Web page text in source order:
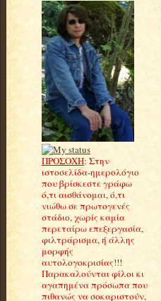
ΠΡΟΣΟΧΗ: Στην
ιστοσελίδα-ημερολόγιο
που βρίσκεστε γράφω
ό,τι αισθάνομαι, ό,τι
νιώθω σε πρωτογενές
στάδιο, χωρίς καμία
περεταίρω επεξεργασία,
φιλτράρισμα, ή άλλης
μορφής
αυτολογοκρισίας!!!
Παρακαλούνται φίλοι κι
αγαπημένα πρόσωπα που
πιθανώς να σοκαριστούν,